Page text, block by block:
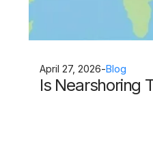
April 27, 2026-Blog
Is Nearshoring